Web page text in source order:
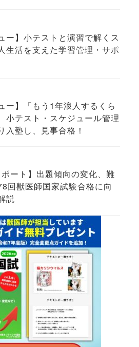
ー】小テストと演習で解くス
生活を支えた学習管理・サポ
ー】「もう1年浪人するくら
小テスト・スケジュール管理
入塾し、見事合格！
ポート】出題傾向の変化、難
回獣医師国家試験合格に向
説